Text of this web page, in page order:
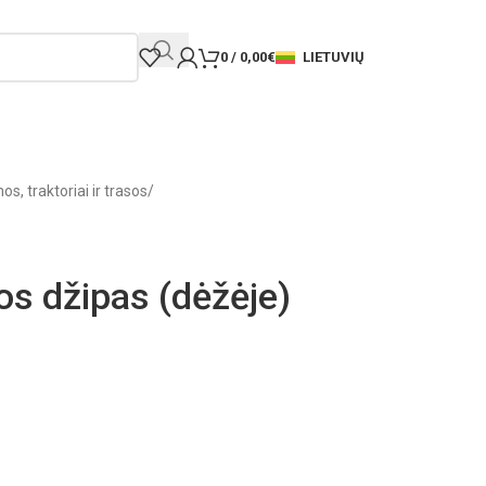
0 / 0,00€ LIETUVIŲ
traktoriai ir trasos/
džipas (dėžėje)